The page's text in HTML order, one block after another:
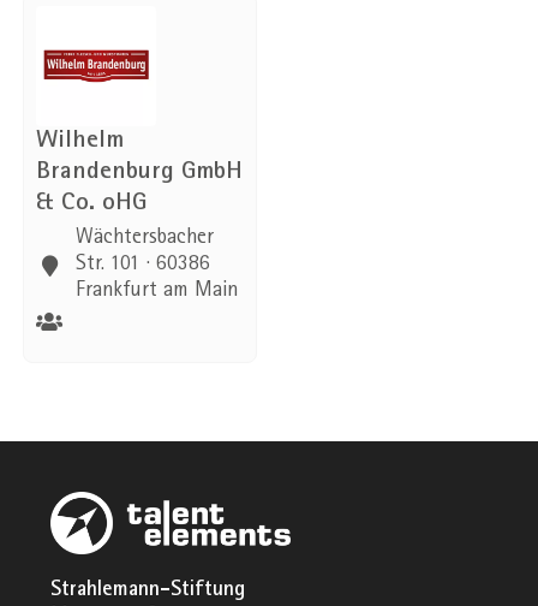
Wilhelm
Brandenburg GmbH
& Co. oHG
Wächtersbacher
Str. 101 · 60386
Frankfurt am Main
Strahlemann-Stiftung